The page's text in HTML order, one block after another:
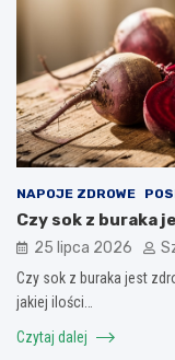
NAPOJE ZDROWE
Czy sok z buraka
25 lipca 2026
Czy sok z buraka jest
jakiej ilości…
Czytaj dalej